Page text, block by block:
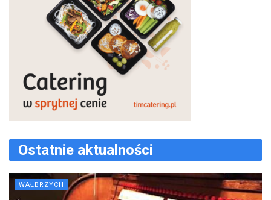
Ostatnie aktualności
WAŁBRZYCH